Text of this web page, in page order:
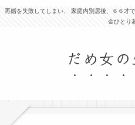
再婚を失敗してしまい、 家庭内別居後、６６才
金ひとり
だめ女